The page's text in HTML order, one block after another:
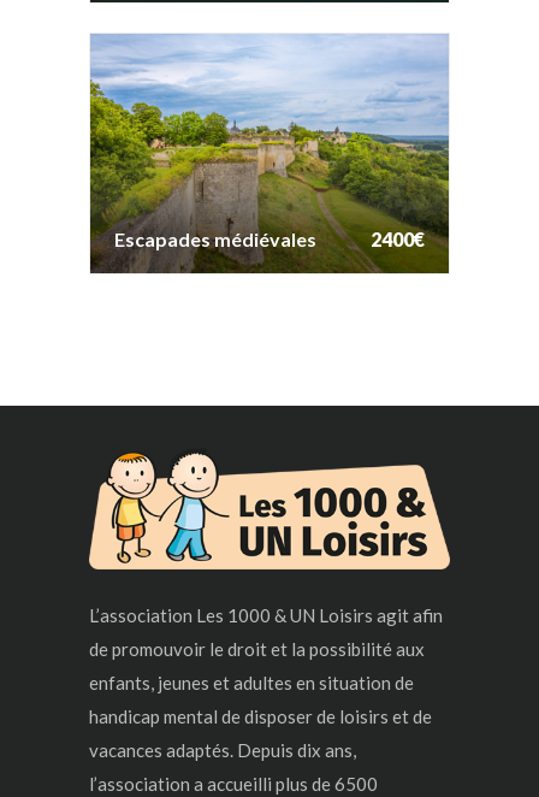
Escapades médiévales 2400€
Escapades médiévales 2400€
L’association Les 1000 & UN Loisirs agit afin
de promouvoir le droit et la possibilité aux
enfants, jeunes et adultes en situation de
handicap mental de disposer de loisirs et de
vacances adaptés. Depuis dix ans,
l’association a accueilli plus de 6500